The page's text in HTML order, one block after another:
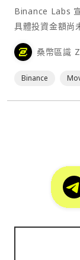
Binance Labs
具體投資金額尚
桑幣區識
Binance